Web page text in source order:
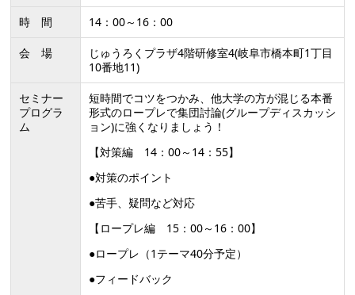
時 間 14：00～16：00
会 場
じゅうろくプラザ4階研修室4(岐阜市橋本町1丁目
10番地11)
セミナー
プログラ
ム
短時間でコツをつかみ、他大学の方が混じる本番
形式のロープレで集団討論(グループディスカッシ
ョン)に強くなりましょう！
【対策編 14：00～14：55】
●対策のポイント
●苦手、疑問など対応
【ロープレ編 15：00～16：00】
●ロープレ（1テーマ40分予定）
●フィードバック